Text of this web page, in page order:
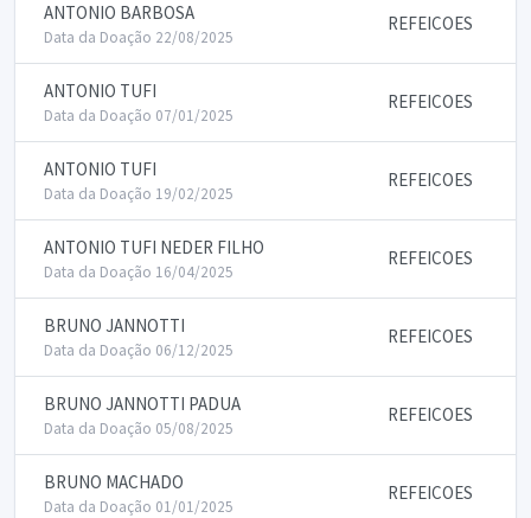
ANTONIO BARBOSA
Data da Doação 22/08/2025
REFEICOES
ANTONIO TUFI
Data da Doação 07/01/2025
REFEICOES
ANTONIO TUFI
Data da Doação 19/02/2025
REFEICOES
ANTONIO TUFI NEDER FILHO
Data da Doação 16/04/2025
REFEICOES
BRUNO JANNOTTI
Data da Doação 06/12/2025
REFEICOES
BRUNO JANNOTTI PADUA
Data da Doação 05/08/2025
REFEICOES
BRUNO MACHADO
Data da Doação 01/01/2025
REFEICOES